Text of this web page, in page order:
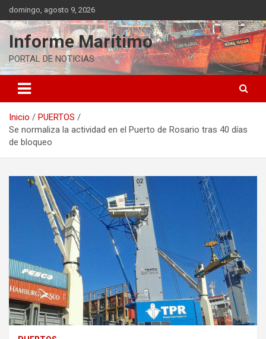
Saltar
al
contenido
domingo, agosto 9, 2026
Informe Marítimo
PORTAL DE NOTICIAS
Inicio
PUERTOS
Se normaliza la actividad en el Puerto de Rosario tras 40 días
de bloqueo